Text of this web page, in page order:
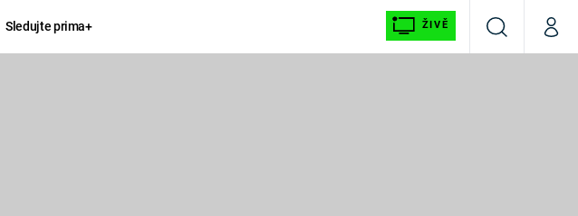
Sledujte prima+ ŽIVĚ
VyhledáváníMůj